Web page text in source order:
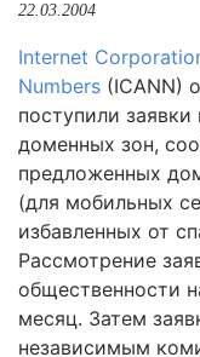
22.03.2004
Internet
Numbers (ICANN)
поступили
доменных зон,
предложенных
(для мобильных
избавленных от
Рассмотрение
общественности
месяц. Затем
независимым